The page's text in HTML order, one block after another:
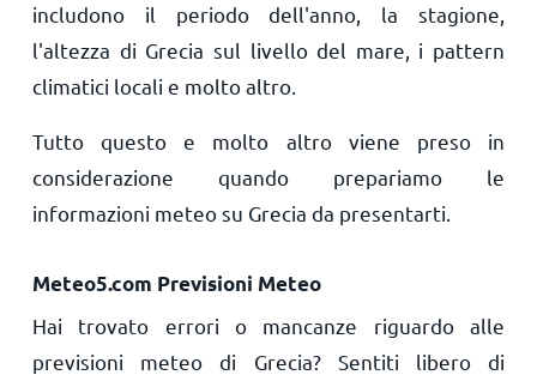
includono il periodo dell'anno, la stagione,
l'altezza di Grecia sul livello del mare, i pattern
climatici locali e molto altro.
Tutto questo e molto altro viene preso in
considerazione quando prepariamo le
informazioni meteo su Grecia da presentarti.
Meteo5.com Previsioni Meteo
Hai trovato errori o mancanze riguardo alle
previsioni meteo di Grecia? Sentiti libero di